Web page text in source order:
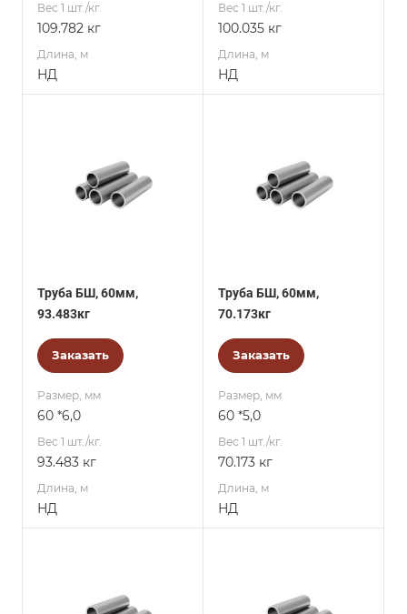
Вес 1 шт./кг.
109.782 кг
Длина, м
НД
Вес 1 шт./кг.
100.035 кг
Длина, м
НД
Труба БШ, 60мм,
93.483кг
Заказать
Размер, мм
60 *6,0
Вес 1 шт./кг.
93.483 кг
Длина, м
НД
Труба БШ, 60мм,
70.173кг
Заказать
Размер, мм
60 *5,0
Вес 1 шт./кг.
70.173 кг
Длина, м
НД